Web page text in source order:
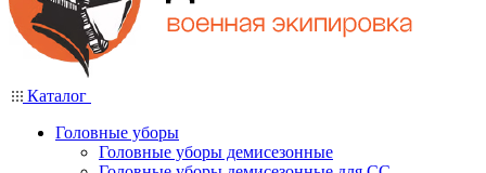
Каталог
Головные уборы
Головные уборы демисезонные